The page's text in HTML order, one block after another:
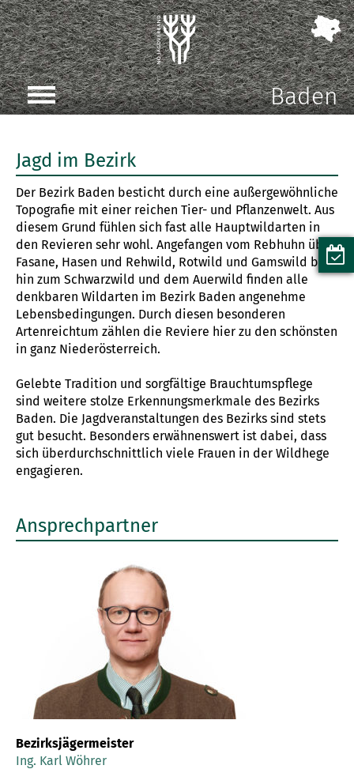
Baden
Jagd im Bezirk
Der Bezirk Baden besticht durch eine außergewöhnliche
Topografie mit einer reichen Tier- und Pflanzenwelt. Aus
diesem Grund fühlen sich fast alle Hauptwildarten in
den Revieren sehr wohl. Angefangen vom Rebhuhn über
Fasane, Hasen und Rehwild, Rotwild und Gamswild bis
hin zum Schwarzwild und dem Auerwild finden alle
denkbaren Wildarten im Bezirk Baden angenehme
Lebensbedingungen. Durch diesen besonderen
Artenreichtum zählen die Reviere hier zu den schönsten
in ganz Niederösterreich.
Gelebte Tradition und sorgfältige Brauchtumspflege
sind weitere stolze Erkennungsmerkmale des Bezirks
Baden. Die Jagdveranstaltungen des Bezirks sind stets
gut besucht. Besonders erwähnenswert ist dabei, dass
sich überdurchschnittlich viele Frauen in der Wildhege
engagieren.
Ansprechpartner
Bezirksjägermeister
Ing. Karl Wöhrer